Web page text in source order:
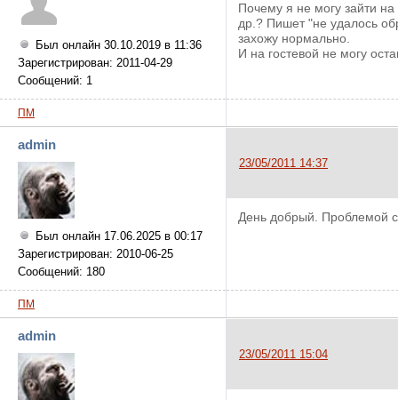
Был онлайн 30.10.2019 в 11:36
Зарегистрирован: 2011-04-29
Сообщений: 1
Почему я не могу зайти
др.? Пишет "не удалось
захожу нормально.
И на гостевой не могу
ПМ
admin
Был онлайн 17.06.2025 в 00:17
Зарегистрирован: 2010-06-25
Сообщений: 180
23/05/2011 14:37
День добрый. Проблемой
ПМ
admin
23/05/2011 15:04